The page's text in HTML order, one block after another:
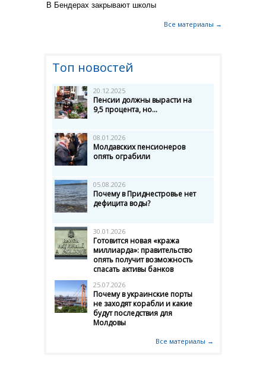
В Бендерах закрывают школы
Все материалы →
Топ новостей
20.12.2025
Пенсии должны вырасти на
9,5 процента, но...
08.01.2026
Молдавских пенсионеров
опять ограбили
05.08.2026
Почему в Приднестровье нет
дефицита воды?
30.01.2026
Готовится новая «кража
миллиарда»: правительство
опять получит возможность
спасать активы банков
25.07.2026
Почему в украинские порты
не заходят корабли и какие
будут последствия для
Молдовы
Все материалы →